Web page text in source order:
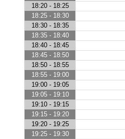
18:20 - 18:25
18:25 - 18:30
18:30 - 18:35
18:35 - 18:40
18:40 - 18:45
18:45 - 18:50
18:50 - 18:55
18:55 - 19:00
19:00 - 19:05
19:05 - 19:10
19:10 - 19:15
19:15 - 19:20
19:20 - 19:25
19:25 - 19:30